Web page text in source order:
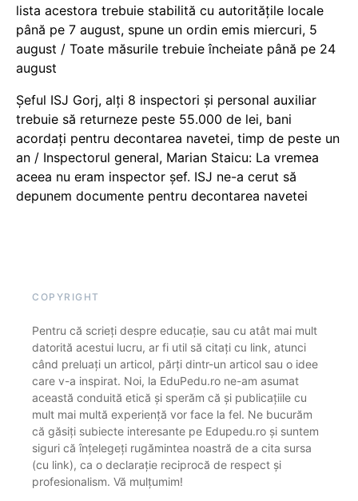
lista acestora trebuie stabilită cu autoritățile locale
până pe 7 august, spune un ordin emis miercuri, 5
august / Toate măsurile trebuie încheiate până pe 24
august
Șeful ISJ Gorj, alți 8 inspectori și personal auxiliar
trebuie să returneze peste 55.000 de lei, bani
acordați pentru decontarea navetei, timp de peste un
an / Inspectorul general, Marian Staicu: La vremea
aceea nu eram inspector șef. ISJ ne-a cerut să
depunem documente pentru decontarea navetei
COPYRIGHT
Pentru că scrieți despre educație, sau cu atât mai mult
datorită acestui lucru, ar fi util să citați cu link, atunci
când preluați un articol, părți dintr-un articol sau o idee
care v-a inspirat. Noi, la EduPedu.ro ne-am asumat
această conduită etică și sperăm că și publicațiile cu
mult mai multă experiență vor face la fel. Ne bucurăm
că găsiți subiecte interesante pe Edupedu.ro și suntem
siguri că înțelegeți rugămintea noastră de a cita sursa
(cu link), ca o declarație reciprocă de respect și
profesionalism. Vă mulțumim!